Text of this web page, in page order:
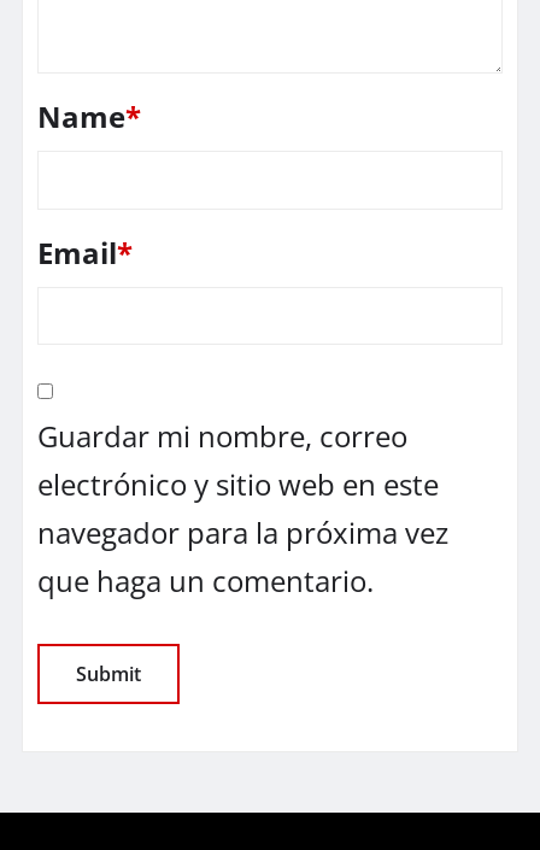
Name*
Email*
Guardar mi nombre, correo
electrónico y sitio web en este
navegador para la próxima vez
que haga un comentario.